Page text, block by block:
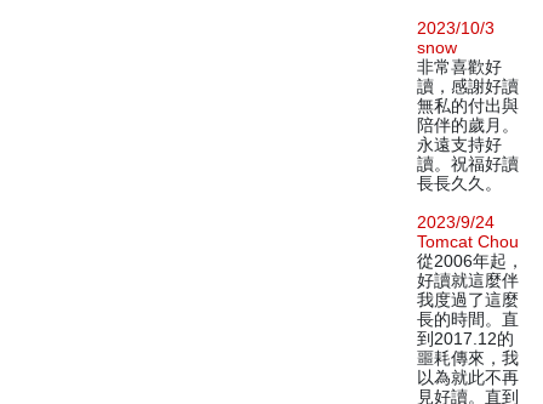
2023/10/3
snow
非常喜歡好
讀，感謝好讀
無私的付出與
陪伴的歲月。
永遠支持好
讀。祝福好讀
長長久久。
2023/9/24
Tomcat Chou
從2006年起，
好讀就這麼伴
我度過了這麼
長的時間。直
到2017.12的
噩耗傳來，我
以為就此不再
見好讀。直到